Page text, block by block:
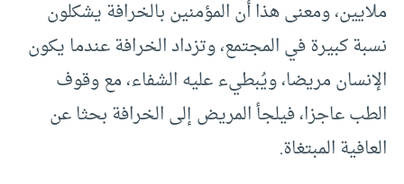
ملايين، ومعنى هذا أن المؤمنين بالخرافة يشكلون
نسبة كبيرة في المجتمع، وتزداد الخرافة عندما يكون
الإنسان مريضا، ويُبطيء عليه الشفاء، مع وقوف
الطب عاجزا، فيلجأ المريض إلى الخرافة بحثا عن
العافية المبتغاة.